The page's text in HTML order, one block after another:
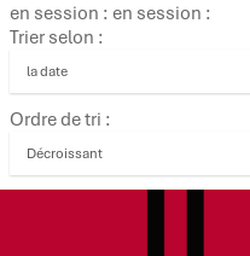
en session : en session :
Trier selon :
Ordre de tri :